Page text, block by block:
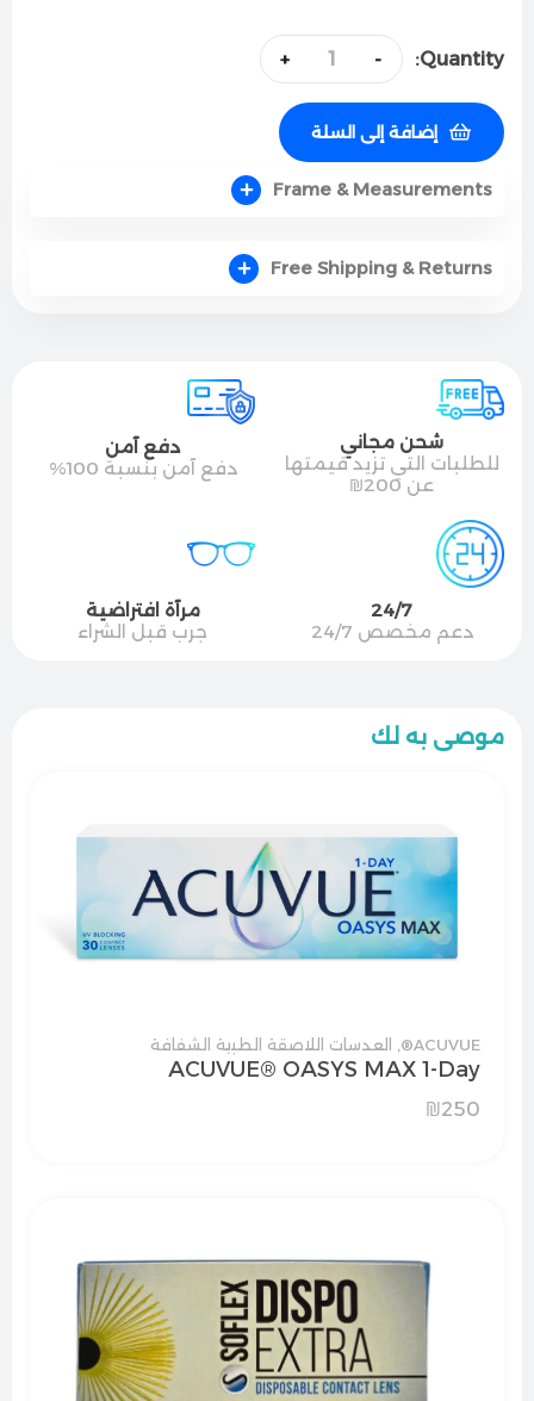
Quantity:
-
+
إضافة إلى السلة
Frame & Measurements
Free Shipping & Returns
شحن مجاني
للطلبات التي تزيد قيمتها
عن 200₪
دفع آمن
دفع آمن بنسبة 100%
24/7
دعم مخصص 24/7
مرآة افتراضية
جرب قبل الشراء
موصى به لك
ACUVUE®
, العدسات اللاصقة الطبية الشفافة
ACUVUE® OASYS MAX 1-Day
₪250